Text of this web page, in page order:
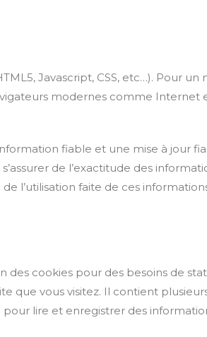
Javascript, CSS, etc…). Pour
modernes comme Internet
fiable et une mise à jour
de l’exactitude des
l’utilisation faite de ces
cookies pour des besoins de
que vous visitez. Il contient
lire et enregistrer des